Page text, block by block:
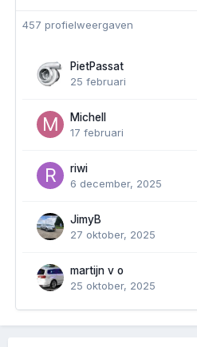
457 profielweergaven
PietPassat
25 februari
Michell
17 februari
riwi
6 december, 2025
JimyB
27 oktober, 2025
martijn v o
25 oktober, 2025